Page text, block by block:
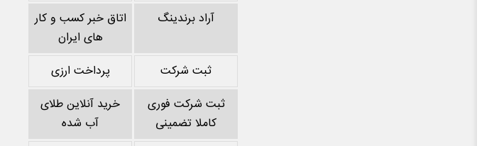
آراد برندینگ
اتاق خبر کسب و کار
های ایران
ثبت شرکت
پرداخت ارزی
ثبت شرکت فوری
کاملا تضمینی
خرید آنلاین طلای
آب شده